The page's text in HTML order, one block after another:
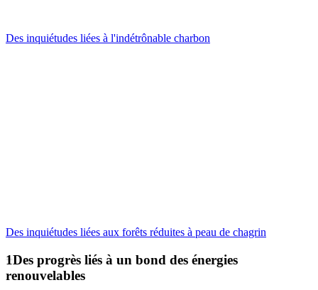
Des inquiétudes liées à l'indétrônable charbon
Des inquiétudes liées aux forêts réduites à peau de chagrin
Des progrès liés à un bond des énergies
renouvelables